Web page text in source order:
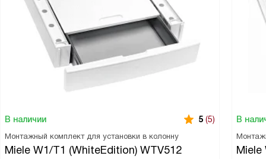
В наличии 5 (5)
Монтажный комплект для установки в колонну
Miele W1/T1 (WhiteEdition) WTV512
В
Miele